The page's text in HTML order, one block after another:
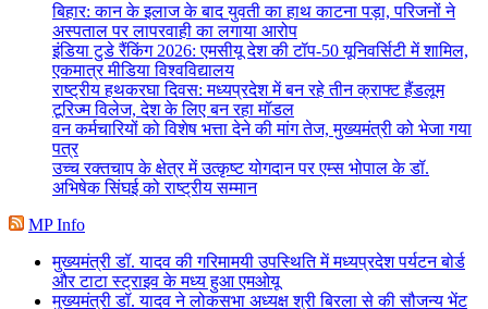
बिहार: कान के इलाज के बाद युवती का हाथ काटना पड़ा, परिजनों ने
अस्पताल पर लापरवाही का लगाया आरोप
इंडिया टुडे रैंकिंग 2026: एमसीयू देश की टॉप-50 यूनिवर्सिटी में शामिल,
एकमात्र मीडिया विश्वविद्यालय
राष्ट्रीय हथकरघा दिवस: मध्यप्रदेश में बन रहे तीन क्राफ्ट हैंडलूम
टूरिज्म विलेज, देश के लिए बन रहा मॉडल
वन कर्मचारियों को विशेष भत्ता देने की मांग तेज, मुख्यमंत्री को भेजा गया
पत्र
उच्च रक्तचाप के क्षेत्र में उत्कृष्ट योगदान पर एम्स भोपाल के डॉ.
अभिषेक सिंघई को राष्ट्रीय सम्मान
MP Info
मुख्यमंत्री डॉ. यादव की गरिमामयी उपस्थिति में मध्यप्रदेश पर्यटन बोर्ड
और टाटा स्ट्राइव के मध्य हुआ एमओयू
मुख्यमंत्री डॉ. यादव ने लोकसभा अध्यक्ष श्री बिरला से की सौजन्य भेंट